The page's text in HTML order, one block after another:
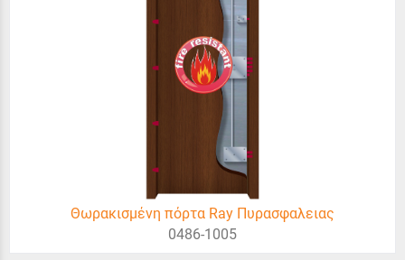
Θωρακισμένη πόρτα Ray Πυρασφαλειας
0486-1005